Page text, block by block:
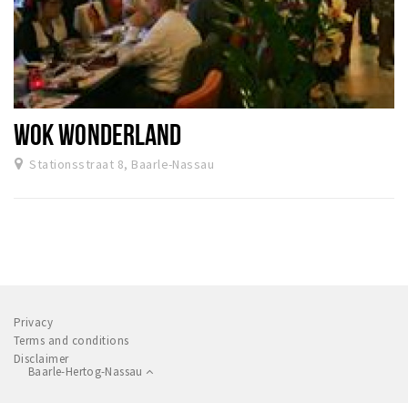
WOK WONDERLAND
Stationsstraat 8, Baarle-Nassau
Privacy
Terms and conditions
Disclaimer
Baarle-Hertog-Nassau